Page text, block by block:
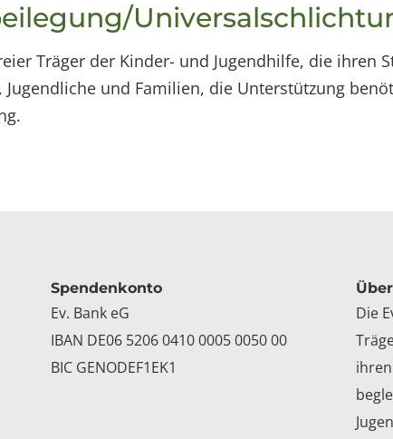
Träger der Kinder- und Jugendhilfe, die ihren
und Familien, die Unterstützung
Spendenkonto
Ev. Bank eG
IBAN DE06 5206 0410 0005 0050 00
BIC GENODEF1EK1
Die